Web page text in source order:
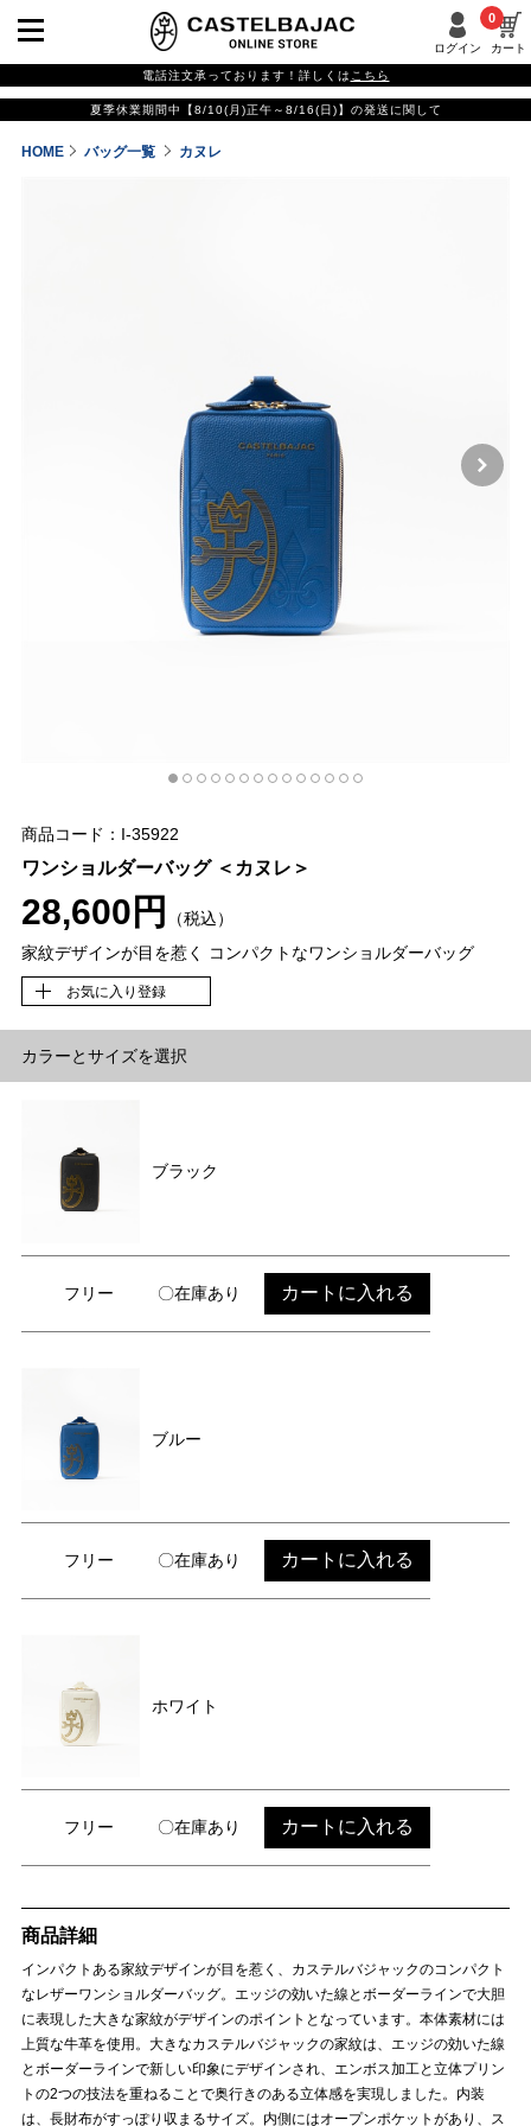
ログイン カート
0
電話注文承っております！詳しくは こちら
夏季休業期間中【8/10(月)正午～8/16(日)】の発送に関して
HOME バッグ一覧 カヌレ
商品コード：I-35922
ワンショルダーバッグ ＜カヌレ＞
28,600円
（税込）
家紋デザインが目を惹く コンパクトなワンショルダーバッグ
お気に入り登録
カラーとサイズを選択
ブラック
フリー 〇在庫あり カートに入れる
ブルー
フリー 〇在庫あり カートに入れる
ホワイト
フリー 〇在庫あり カートに入れる
商品詳細
インパクトある家紋デザインが目を惹く、カステルバジャックのコンパクト
なレザーワンショルダーバッグ。エッジの効いた線とボーダーラインで大胆
に表現した大きな家紋がデザインのポイントとなっています。本体素材には
上質な牛革を使用。大きなカステルバジャックの家紋は、エッジの効いた線
とボーダーラインで新しい印象にデザインされ、エンボス加工と立体プリン
トの2つの技法を重ねることで奥行きのある立体感を実現しました。内装
は、長財布がすっぽり収まるサイズ。内側にはオープンポケットがあり、ス